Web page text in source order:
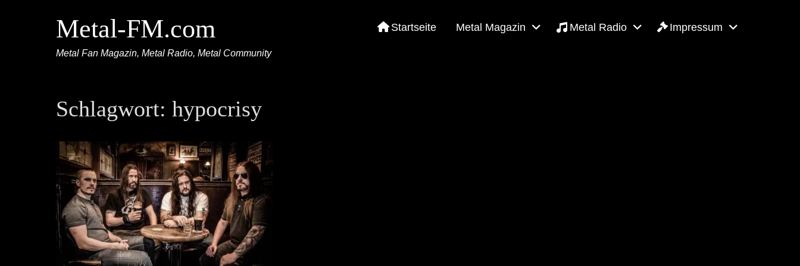
Metal-FM.com
Metal Fan Magazin, Metal Radio, Metal Community
Startseite Metal Magazin Metal Radio Impressum
Schlagwort:hypocrisy